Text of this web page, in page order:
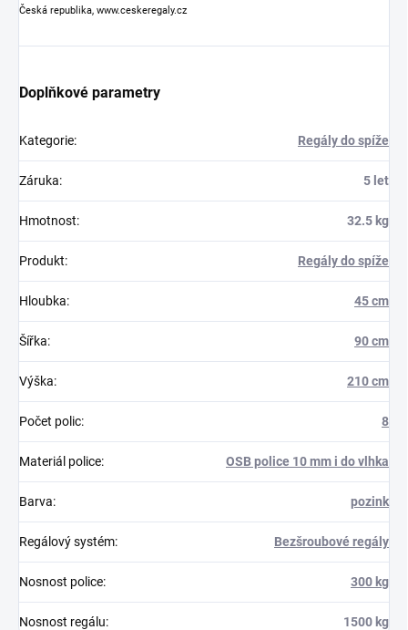
Česká republika, www.ceskeregaly.cz
Doplňkové parametry
Kategorie: Regály do spíže
Záruka: 5 let
Hmotnost: 32.5 kg
Produkt: Regály do spíže
Hloubka: 45 cm
Šířka: 90 cm
Výška: 210 cm
Počet polic: 8
Materiál police: OSB police 10 mm i do vlhka
Barva: pozink
Regálový systém: Bezšroubové regály
Nosnost police: 300 kg
Nosnost regálu: 1500 kg